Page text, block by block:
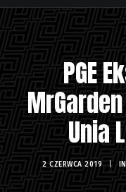
PRZEMEK
SKLEP
TEAM
AKTUALNOŚCI
TERMINARZ 2026
KONTAKT
PGE
MrGarden
Unia
2 CZERWCA 2019 | IN